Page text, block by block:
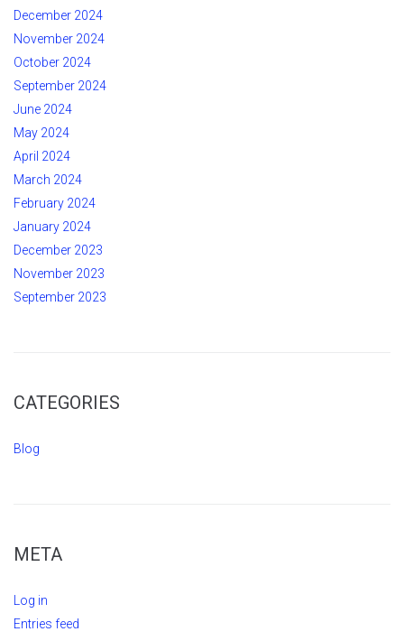
December 2024
November 2024
October 2024
September 2024
June 2024
May 2024
April 2024
March 2024
February 2024
January 2024
December 2023
November 2023
September 2023
CATEGORIES
Blog
META
Log in
Entries feed